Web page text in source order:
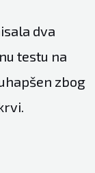
dva
testu na
zbog